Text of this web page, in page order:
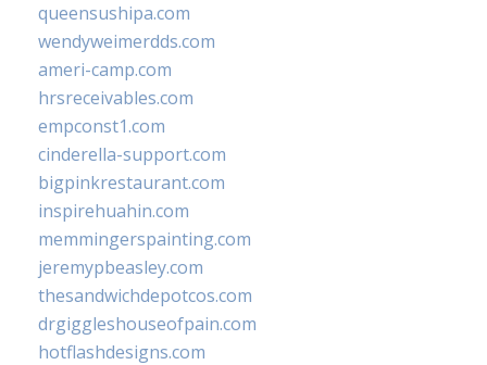
queensushipa.com
wendyweimerdds.com
ameri-camp.com
hrsreceivables.com
empconst1.com
cinderella-support.com
bigpinkrestaurant.com
inspirehuahin.com
memmingerspainting.com
jeremypbeasley.com
thesandwichdepotcos.com
drgiggleshouseofpain.com
hotflashdesigns.com